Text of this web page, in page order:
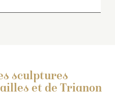
sculptures
et de Trianon